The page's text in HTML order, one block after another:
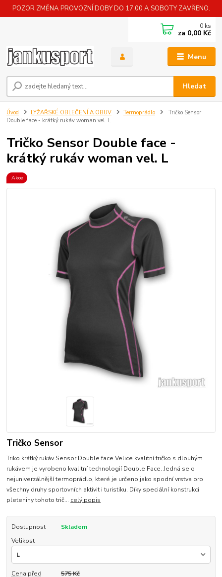
POZOR ZMĚNA PROVOZNÍ DOBY DO 17,00 A SOBOTY ZAVŘENO.
Menu
Hledat
0 ks
za 0,00 Kč
Úvod LYŽAŘSKÉ OBLEČENÍ A OBUV Termoprádlo
Tričko Sensor
Double face - krátký rukáv woman vel. L
Tričko Sensor Double face -
krátký rukáv woman vel. L
Akce
Tričko Sensor
Triko krátký rukáv Sensor Double face Velice kvalitní tričko s dlouhým
rukávem je vyrobeno kvalitní technologií Double Face. Jedná se o
nejuniverzálnější termoprádlo, které je určeno jako spodní vrstva pro
všechny druhy sportovních aktivit i turistiku. Díky speciální konstrukci
pleteniny tohoto trič... celý popis
Dostupnost
Skladem
Velikost
Cena před
575 Kč